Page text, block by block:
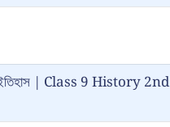
ইতিহাস | Class 9 History 2nd